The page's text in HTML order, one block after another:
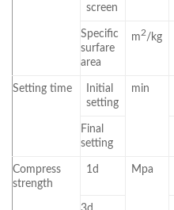
screen
Specific
surfare
area
m2/kg
Setting time
Initial
setting
min
Final
setting
Compress
strength
1d Mpa